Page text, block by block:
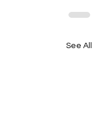
See All